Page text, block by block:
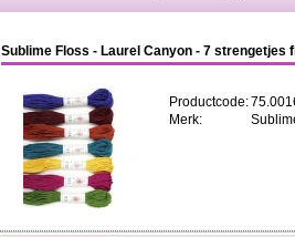
Sublime Floss - Laurel Canyon - 7 strengetjes
Productcode:
Merk: